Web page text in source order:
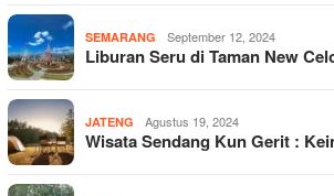
SEMARANG September 12, 2024
Liburan Seru di Taman New
JATENG Agustus 19, 2024
Wisata Sendang Kun Gerit :